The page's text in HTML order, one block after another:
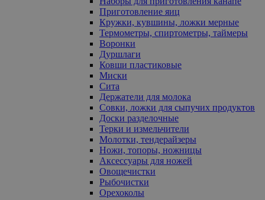
Приготовление яиц
Кружки, кувшины, ложки мерные
Термометры, спиртометры, таймеры
Воронки
Дуршлаги
Ковши пластиковые
Миски
Сита
Держатели для молока
Совки, ложки для сыпучих продуктов
Доски разделочные
Терки и измельчители
Молотки, тендерайзеры
Ножи, топоры, ножницы
Аксессуары для ножей
Овощечистки
Рыбочистки
Орехоколы